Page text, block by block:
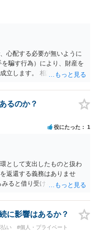
心配する必要が無いように
騙す行為）により、財産を
立します。 相談者さんは、
ことはできません。 おそら
いと思いますが、虚偽の内
せん。 ただし、捜査におい
さいよ」程度の注意で済む
無いのであれば、返せない
払うことを相手に告げてい
るのか？
役にたった 1
として支出したものと扱わ
返還する義務はありませ
ると借り受ける）といった
に影響はあるか？
い #個人・プライベート